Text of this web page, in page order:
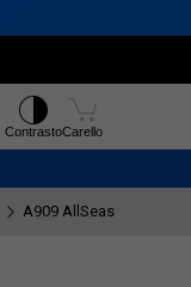
M
ContrastoCarello
A909 AllSeason